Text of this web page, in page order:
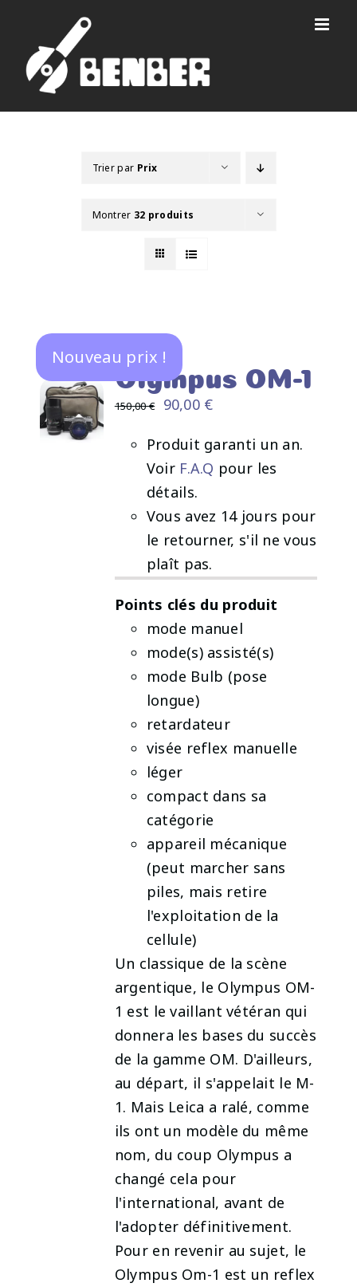
contenu
Trier par Prix
Montrer 32 produits
Nouveau prix !
Olympus OM-1
150,00€
Le
initial
était :
150,00 €.
90,00 €Le
actuel
est :
Produit garanti un an.
Voir F.A.Q pour les
détails.
Vous avez 14 jours pour
le retourner, s'il ne vous
plaît pas.
Points clés du produit
mode manuel
mode(s) assisté(s)
mode Bulb (pose
longue)
retardateur
visée reflex manuelle
léger
compact dans sa
catégorie
appareil mécanique
(peut marcher sans
piles, mais retire
l'exploitation de la
cellule)
Un classique de la scène
argentique, le Olympus OM-
1 est le vaillant vétéran qui
donnera les bases du succès
de la gamme OM. D'ailleurs,
au départ, il s'appelait le M-
1. Mais Leica a ralé, comme
ils ont un modèle du même
nom, du coup Olympus a
changé cela pour
l'international, avant de
l'adopter définitivement.
Pour en revenir au sujet, le
Olympus Om-1 est un reflex